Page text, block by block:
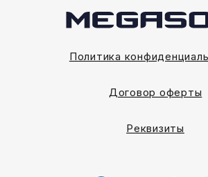
Политика
Договор оферты
Реквизиты